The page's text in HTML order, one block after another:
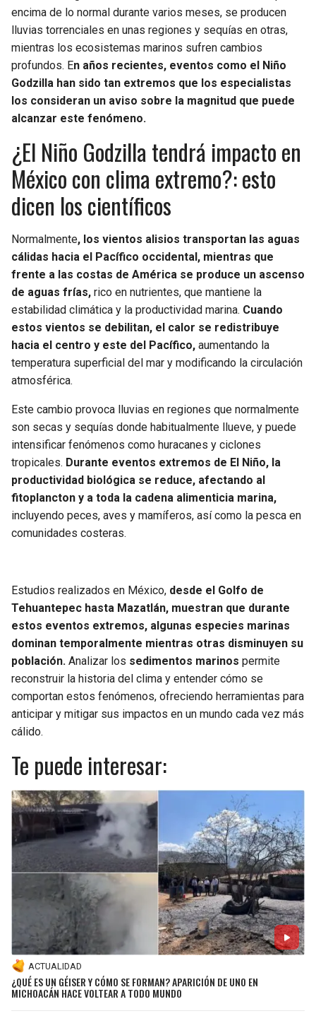
encima de lo normal durante varios meses, se producen
lluvias torrenciales en unas regiones y sequías en otras,
mientras los ecosistemas marinos sufren cambios
profundos. En años recientes, eventos como el Niño
Godzilla han sido tan extremos que los especialistas
los consideran un aviso sobre la magnitud que puede
alcanzar este fenómeno.
¿El Niño Godzilla tendrá impacto en
México con clima extremo?: esto
dicen los científicos
Normalmente, los vientos alisios transportan las aguas
cálidas hacia el Pacífico occidental, mientras que
frente a las costas de América se produce un ascenso
de aguas frías, rico en nutrientes, que mantiene la
estabilidad climática y la productividad marina. Cuando
estos vientos se debilitan, el calor se redistribuye
hacia el centro y este del Pacífico, aumentando la
temperatura superficial del mar y modificando la circulación
atmosférica.
Este cambio provoca lluvias en regiones que normalmente
son secas y sequías donde habitualmente llueve, y puede
intensificar fenómenos como huracanes y ciclones
tropicales. Durante eventos extremos de El Niño, la
productividad biológica se reduce, afectando al
fitoplancton y a toda la cadena alimenticia marina,
incluyendo peces, aves y mamíferos, así como la pesca en
comunidades costeras.
Estudios realizados en México, desde el Golfo de
Tehuantepec hasta Mazatlán, muestran que durante
estos eventos extremos, algunas especies marinas
dominan temporalmente mientras otras disminuyen su
población. Analizar los sedimentos marinos permite
reconstruir la historia del clima y entender cómo se
comportan estos fenómenos, ofreciendo herramientas para
anticipar y mitigar sus impactos en un mundo cada vez más
cálido.
Te puede interesar:
ACTUALIDAD
¿QUÉ ES UN GÉISER Y CÓMO SE FORMAN? APARICIÓN DE UNO EN
MICHOACÁN HACE VOLTEAR A TODO MUNDO